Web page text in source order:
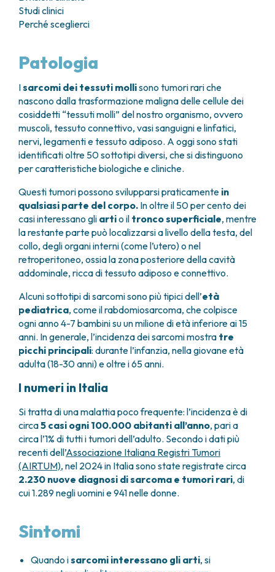
TUMORI TESTA E COLLO
TUMORI TIROIDE E GHIANDOLE ENDOCRINE
ENDOMETRIOSI
TUMORE CERVICE UTERINA
TUMORI ENDOMETRIO
TUMORI MAMMELLA
TUMORI OVAIO
TUMORI PROSTATA
TUMORI TESTICOLO
TUMORI VULVA
TUMORI DI PELLE, SANGUE E TESSUTI
LEUCEMIE ACUTE
LINFOMI
MELANOMI
MESOTELIOMI
METASTASI DEL SISTEMA NERVOSO CENTRALE
MIELOMI
NEOPLASIE MIELODISPLASTICHE
NEOPLASIE MIELOPROLIFERATIVE CRONICHE
SARCOMI E TUMORI RARI
TUMORI OSSEI
AREE CHIRURGICHE
ANESTESIA E RIANIMAZIONE
CENTRO PER I TUMORI DELL’OVAIO
CHIRURGIA ONCOLOGICA
CHIRURGIA PLASTICA RICOSTRUTTIVA
CHIRURGIA TORACICA ONCOLOGICA
CHIRURGIA DEI TUMORI DELLA PELLE
CHIRURGIA UROLOGICA
CHIRURGIA SENOLOGICA
GASTROENTEROLOGIA ED ENDOSCOPIA
GINECOLOGIA ONCOLOGICA E TUMORI
EREDITARI
OTORINOLARINGOIATRIA
DIAGNOSTICA E SERVIZI
DIREZIONE ASSISTENZIALE E TECNICA
ANATOMIA PATOLOGICA
FISICA SANITARIA
LABORATORIO ANALISI
MEDICINA NUCLEARE
RADIODIAGNOSTICA
RADIOTERAPIA
CARDIOLOGIA
DIETETICA E NUTRIZIONE CLINICA
GENETICA MEDICA
PNEUMOLOGIA
PSICOLOGIA
TERAPIA DEL DOLORE E CURE PALLIATIVE
ALTRE CONSULENZE
RICERCA CLINICA
UNITÀ CLINICA DI FASE I
COME RAGGIUNGERCI
OSPITALITÀ SOLIDALE
I VOLONTARI
LISTE D’ATTESA
TECHNOLOGY TRANSFER OFFICE (TTO)
LABORATORI
PROGETTI INTERNAZIONALI
PROGETTI NAZIONALI
RICERCA ONCOLOGICA
SOSTIENI LA RICERCA
HOSPICE
SOSTIENI LA RICERCA PRENOTA
Studi clinici
Perché sceglierci
Patologia
Isarcomi dei tessuti mollisono tumori rari che
nascono dalla trasformazione maligna delle cellule dei
cosiddetti “tessuti molli” del nostro organismo, ovvero
muscoli, tessuto connettivo, vasi sanguigni e linfatici,
nervi, legamenti e tessuto adiposo. A oggi sono stati
identificati oltre 50 sottotipi diversi, che si distinguono
per caratteristiche biologiche e cliniche.
Questi tumori possono svilupparsi praticamente in
qualsiasi parte del corpo. In oltre il 50 per cento dei
casi interessano gli artio il tronco superficiale, mentre
la restante parte può localizzarsi a livello della testa, del
collo, degli organi interni (come l’utero) o nel
retroperitoneo, ossia la zona posteriore della cavità
addominale, ricca di tessuto adiposo e connettivo.
Alcuni sottotipi di sarcomi sono più tipici dell’età
pediatrica, come il rabdomiosarcoma, che colpisce
ogni anno 4-7 bambini su un milione di età inferiore ai 15
anni. In generale, l’incidenza dei sarcomi mostra tre
picchi principali: durante l’infanzia, nella giovane età
adulta (18-30 anni) e oltre i 65 anni.
I numeri in Italia
Si tratta di una malattia poco frequente: l’incidenza è di
circa5 casi ogni 100.000 abitanti all’anno, pari a
circa l’1% di tutti i tumori dell’adulto. Secondo i dati più
recenti dell’Associazione Italiana Registri Tumori
(AIRTUM), nel 2024 in Italia sono state registrate circa
2.230 nuove diagnosi di sarcoma e tumori rari, di
cui 1.289 negli uomini e 941 nelle donne.
Sintomi
Quando isarcomi interessano gli arti, si